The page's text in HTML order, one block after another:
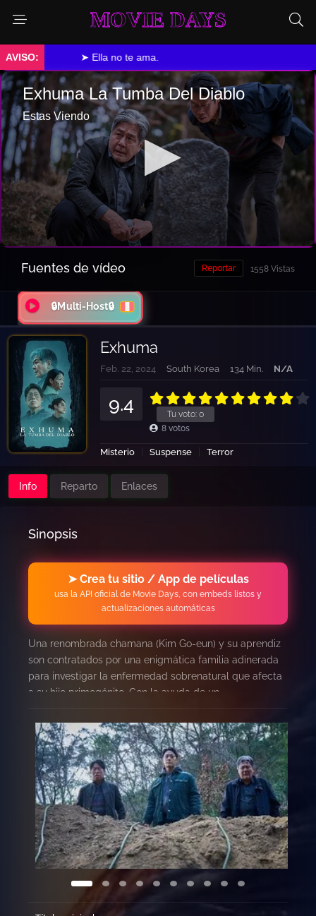
MOVIE DAYS
➤ Ella no te ama.
Fuentes de vídeo 1558 Vistas
Reportar
🔒Multi-Host🔒
Exhuma
Feb. 22, 2024 South Korea 134 Min. N/A
Tu voto: 0
9.4
8 votos
Misterio Suspense Terror
Info Reparto Enlaces
Sinopsis
➤ Crea tu sitio / App de películas
usa la API oficial de Movie Days, con embeds listos y
actualizaciones automáticas
Una renombrada chamana (Kim Go-eun) y su aprendiz
son contratados por una enigmática familia adinerada
para investigar la enfermedad sobrenatural que afecta
a su hijo primogénito. Con la ayuda de un
del país (Choi Min-sik), rastrean una tumba familiar
oculta, ubicada en tierra sagrada. Percibiendo un aura
ominosa alrededor del lugar, el equipo opta por
exhumar y reubicar los restos ancestrales de inmediato.
Pero algo mucho más oscuro emerge en la remota
montaña, desatando fuerzas sobrenaturales que
amenazan con destruirlos a todos.